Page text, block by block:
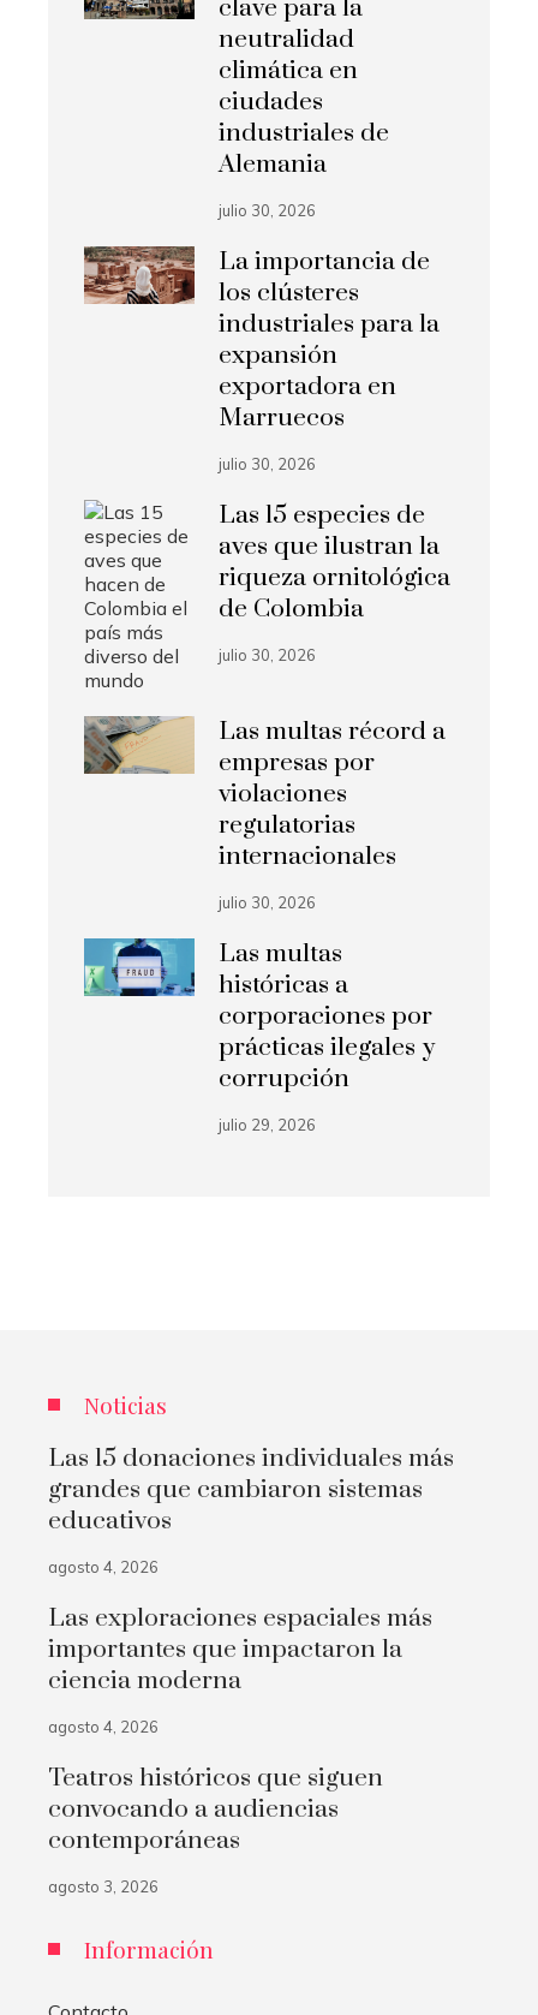
clave para la
neutralidad
climática en
ciudades
industriales de
Alemania
julio 30, 2026
La importancia de
los clústeres
industriales para la
expansión
exportadora en
Marruecos
julio 30, 2026
Las 15 especies de
aves que ilustran la
riqueza ornitológica
de Colombia
julio 30, 2026
Las multas récord a
empresas por
violaciones
regulatorias
internacionales
julio 30, 2026
Las multas
históricas a
corporaciones por
prácticas ilegales y
corrupción
julio 29, 2026
Noticias
Las 15 donaciones individuales más
grandes que cambiaron sistemas
educativos
agosto 4, 2026
Las exploraciones espaciales más
importantes que impactaron la
ciencia moderna
agosto 4, 2026
Teatros históricos que siguen
convocando a audiencias
contemporáneas
agosto 3, 2026
Información